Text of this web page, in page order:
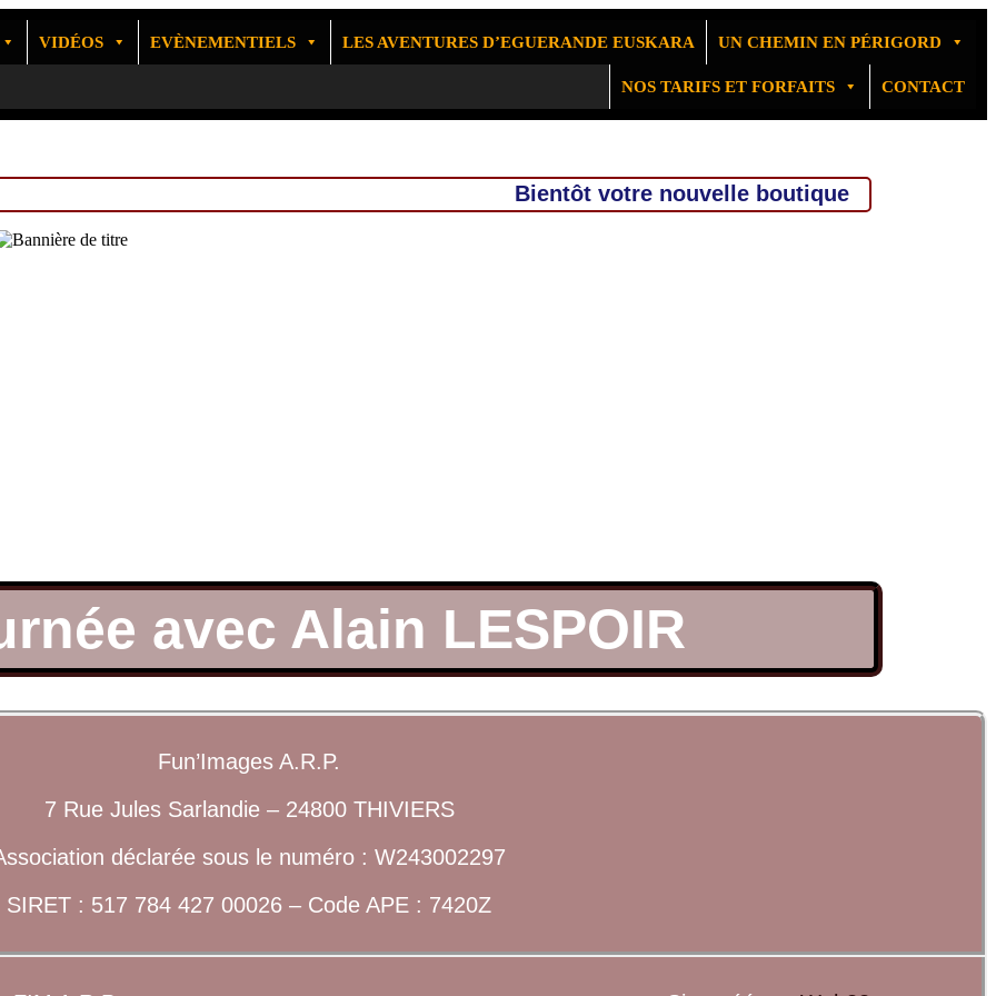
VIDÉOS EVÈNEMENTIELS LES AVENTURES D’EGUERANDE EUSKARA UN CHEMIN EN PÉRIGORD
NOS TARIFS ET FORFAITS CONTACT
Bientôt votre nouvelle boutique JRD
avec Alain LESPOIR
Fun’Images A.R.P.
7 Rue Jules Sarlandie – 24800 THIVIERS
déclarée sous le numéro : W243002297
SIRET : 517 784 427 00026 – Code APE : 7420Z